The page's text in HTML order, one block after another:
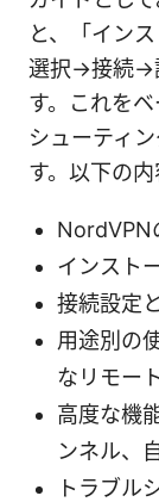
と、「イン
選択→接続→
す。これを
シューティ
す。以下の
NordVPN
インスト
接続設定
用途別の
なリモー
高度な機
ンネル、
トラブル